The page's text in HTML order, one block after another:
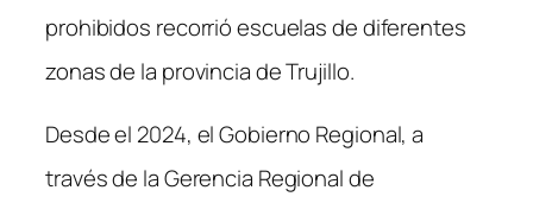
prohibidos recorrió escuelas de diferentes
zonas de la provincia de Trujillo.
Desde el 2024, el Gobierno Regional, a
través de la Gerencia Regional de